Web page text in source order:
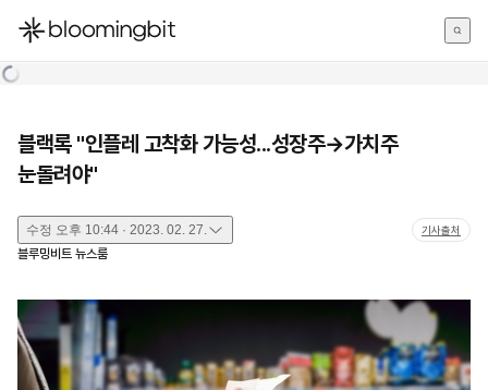
한국어
블랙록 "인플레 고착화 가능성...성장주→가치주
눈돌려야"
수정 오후 10:44 · 2023. 02. 27. 기사출처
블루밍비트 뉴스룸